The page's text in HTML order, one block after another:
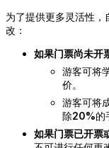
为了提供更多灵活性
改：
如果门票尚未开
游客可将
价。
游客可将
除20%的
如果门票已开票